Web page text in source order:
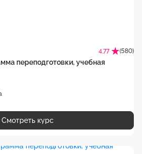
4.77 (580)
переподготовки, учебная
Смотреть курс